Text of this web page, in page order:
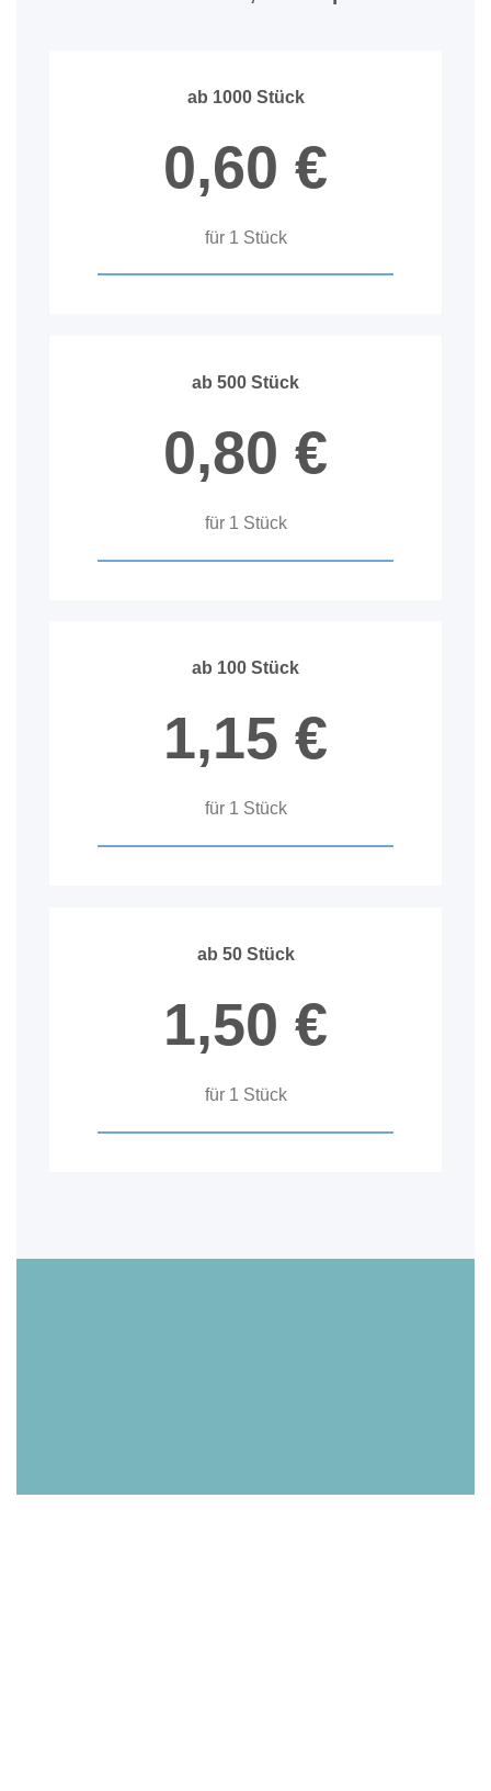
ab 1000 Stück
0,60 €
für 1 Stück
ab 500 Stück
0,80 €
für 1 Stück
ab 100 Stück
1,15 €
für 1 Stück
ab 50 Stück
1,50 €
für 1 Stück